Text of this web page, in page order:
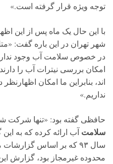
توجه ویژه قرار گرفته است.»
با این حال یک ماه پس از این
در خصوص سلامت آب وجود
امکان بررسی نیترات آب را
اند، بنابراین ما امکان
نداریم.»
حافظی گفته بود: «تنها
سلامت آب ارائه کرده که به
محدوده غیرمجاز بود، گزارش